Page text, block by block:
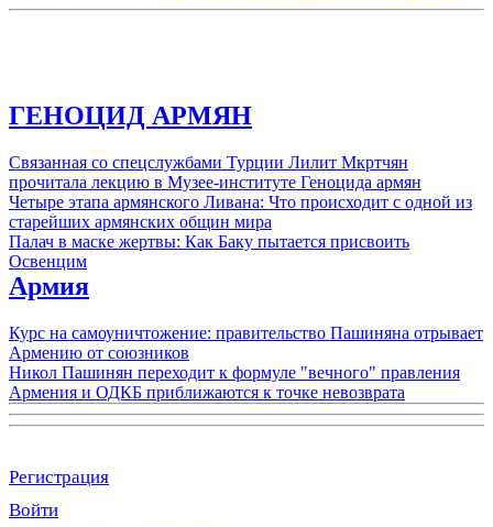
ГЕНОЦИД АРМЯН
Связанная со спецслужбами Турции Лилит Мкртчян
прочитала лекцию в Музее-институте Геноцида армян
Четыре этапа армянского Ливана: Что происходит с одной из
старейших армянских общин мира
Палач в маске жертвы: Как Баку пытается присвоить
Освенцим
Армия
Курс на самоуничтожение: правительство Пашиняна отрывает
Армению от союзников
Никол Пашинян переходит к формуле "вечного" правления
Армения и ОДКБ приближаются к точке невозврата
Регистрация
Войти